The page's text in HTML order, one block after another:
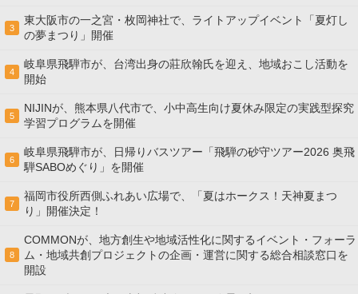
3
東大阪市の一之宮・枚岡神社で、ライトアップイベント「夏灯し
の夢まつり」開催
4
岐阜県飛騨市が、台湾出身の莊欣翰氏を迎え、地域おこし活動を
開始
5
NIJINが、熊本県八代市で、小中高生向け夏休み限定の実践型探究
学習プログラムを開催
6
岐阜県飛騨市が、日帰りバスツアー「飛騨の砂守ツアー2026 奥飛
騨SABOめぐり」を開催
7
福岡市役所西側ふれあい広場で、「夏はホークス！天神夏まつ
り」開催決定！
8
COMMONが、地方創生や地域活性化に関するイベント・フォーラ
ム・地域共創プロジェクトの企画・運営に関する総合相談窓口を
開設